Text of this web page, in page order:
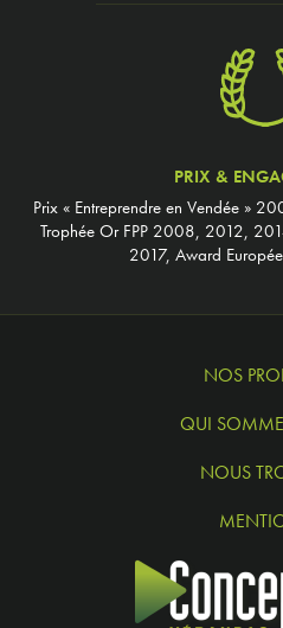
PRIX &
Prix « Entreprendre en Vendée »
Trophée Or FPP 2008, 2012,
2017, Award
NOS
QUI
NOUS